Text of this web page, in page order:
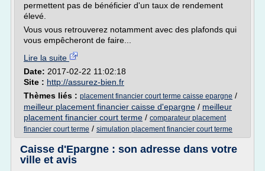
permettent pas de bénéficier d'un taux de rendement
élevé.
Vous vous retrouverez notamment avec des plafonds qui
vous empêcheront de faire...
Lire la suite
Date: 2017-02-22 11:02:18
Site : http://assurez-bien.fr
Thèmes liés : placement financier court terme caisse epargne /
meilleur placement financier caisse d'epargne / meilleur
placement financier court terme / comparateur placement
financier court terme / simulation placement financier court terme
Caisse d'Epargne : son adresse dans votre
ville et avis